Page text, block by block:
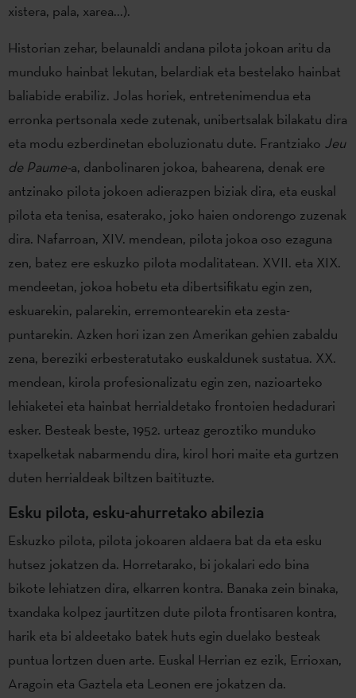
xistera, pala, xarea...).
Historian zehar, belaunaldi andana pilota jokoan aritu da
munduko hainbat lekutan, belardiak eta bestelako hainbat
baliabide erabiliz. Jolas horiek, entretenimendua eta
erronka pertsonala xede zutenak, unibertsalak bilakatu dira
eta modu ezberdinetan eboluzionatu dute. Frantziako Jeu
de Paume-a, danbolinaren jokoa, bahearena, denak ere
antzinako pilota jokoen adierazpen biziak dira, eta euskal
pilota eta tenisa, esaterako, joko haien ondorengo zuzenak
dira. Nafarroan, XIV. mendean, pilota jokoa oso ezaguna
zen, batez ere eskuzko pilota modalitatean. XVII. eta XIX.
mendeetan, jokoa hobetu eta dibertsifikatu egin zen,
eskuarekin, palarekin, erremontearekin eta zesta-
puntarekin. Azken hori izan zen Amerikan gehien zabaldu
zena, bereziki erbesteratutako euskaldunek sustatua. XX.
mendean, kirola profesionalizatu egin zen, nazioarteko
lehiaketei eta hainbat herrialdetako frontoien hedadurari
esker. Besteak beste, 1952. urteaz geroztiko munduko
txapelketak nabarmendu dira, kirol hori maite eta gurtzen
duten herrialdeak biltzen baitituzte.
Esku pilota, esku-ahurretako abilezia
Eskuzko pilota, pilota jokoaren aldaera bat da eta esku
hutsez jokatzen da. Horretarako, bi jokalari edo bina
bikote lehiatzen dira, elkarren kontra. Banaka zein binaka,
txandaka kolpez jaurtitzen dute pilota frontisaren kontra,
harik eta bi aldeetako batek huts egin duelako besteak
puntua lortzen duen arte. Euskal Herrian ez ezik, Errioxan,
Aragoin eta Gaztela eta Leonen ere jokatzen da.